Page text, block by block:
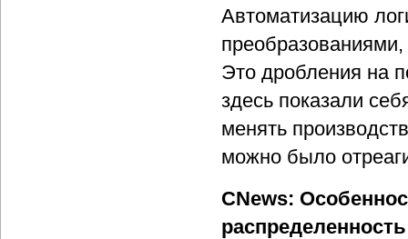
Автоматизацию
Это дробления на
здесь показали
менять
можно было
CNews: